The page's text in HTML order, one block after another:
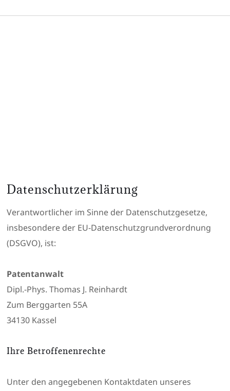
Datenschutzerklärung
Verantwortlicher im Sinne der Datenschutzgesetze,
insbesondere der EU-Datenschutzgrundverordnung
(DSGVO), ist:
Patentanwalt
Dipl.-Phys. Thomas J. Reinhardt
Zum Berggarten 55A
34130 Kassel
Ihre Betroffenenrechte
Unter den angegebenen Kontaktdaten unseres